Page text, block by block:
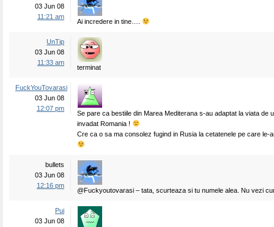
03 Jun 08
11:21 am
Ai incredere in tine….
UnTip
03 Jun 08
11:33 am
terminat
FuckYouTovarasi
03 Jun 08
12:07 pm
Se pare ca bestiile din Marea Mediterana s-au adaptat la viata de
invadat Romania !
Cre ca o sa ma consolez fugind in Rusia la cetatenele pe care le-
bullets
03 Jun 08
12:16 pm
@Fuckyoutovarasi – tata, scurteaza si tu numele alea. Nu vezi
Pui
03 Jun 08